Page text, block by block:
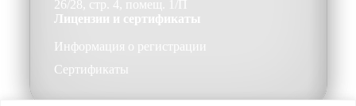
26/28, стр. 4, помещ. 1/П
Лицензии и сертификаты
Информация о регистрации
Сертификаты